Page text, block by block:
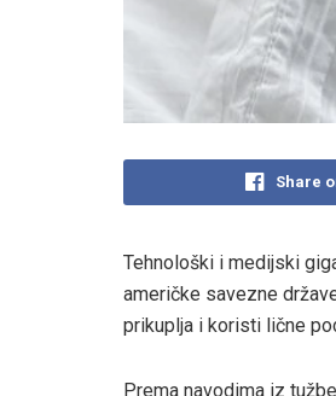
Share
Tehnološki i medijski
američke savezne
prikuplja i koristi lične
Prema navodima iz